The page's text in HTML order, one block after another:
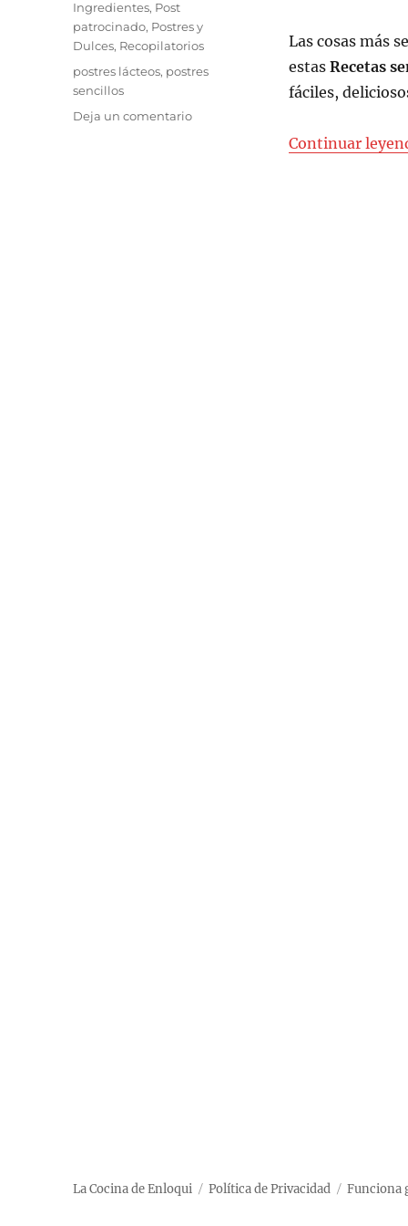
Las cosas más
estas Recetas
fáciles,
Continuar
Categorías
Ingredientes, Post
patrocinado, Postres y
Dulces, Recopilatorios
Etiquetas
postres lácteos, postres
sencillos
Deja un comentarioen
La Cocina de Enloqui Política de Privacidad Funciona